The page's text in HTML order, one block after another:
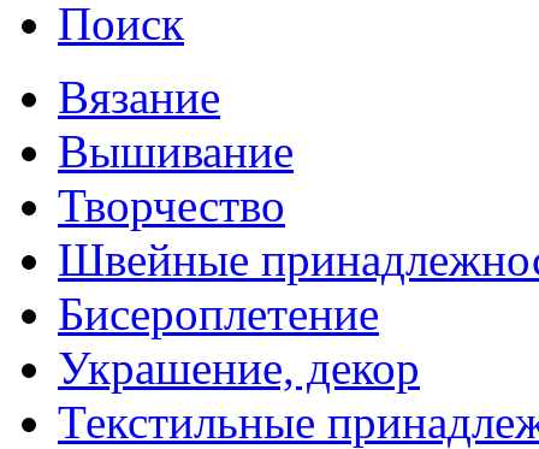
Поиск
Вязание
Вышивание
Творчество
Швейные
Бисероплетение
Украшение, декор
Текстильные